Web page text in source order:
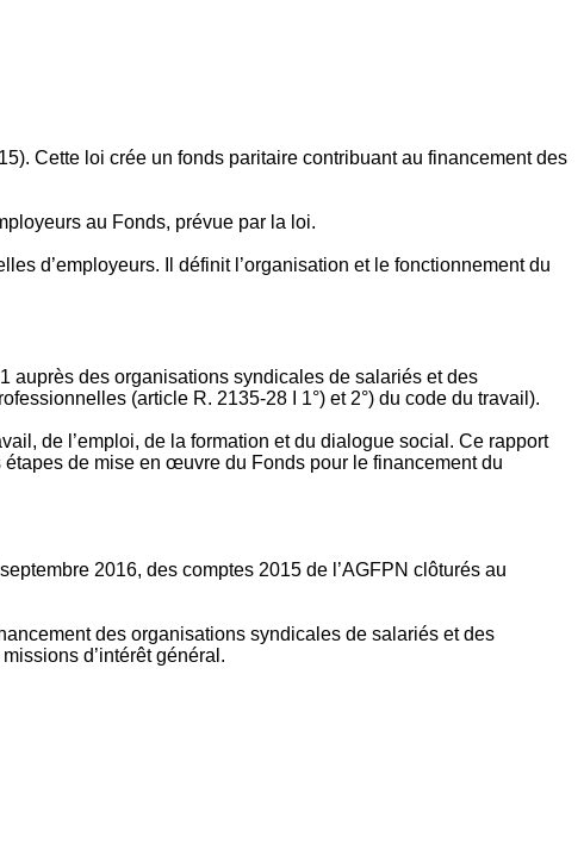
Cette loi crée un fonds paritaire contribuant au financement des
au Fonds, prévue par la loi.
d’employeurs. Il définit l’organisation et le fonctionnement du
auprès des organisations syndicales de salariés et des
(article R. 2135‐28 I 1°) et 2°) du code du travail).
de l’emploi, de la formation et du dialogue social. Ce rapport
de mise en œuvre du Fonds pour le financement du
2016, des comptes 2015 de l’AGFPN clôturés au
des organisations syndicales de salariés et des
d’intérêt général.